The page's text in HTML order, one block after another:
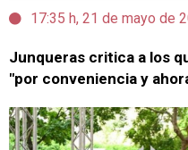
17:35 h, 21 de mayo de
Junqueras critica a los
"por conveniencia y